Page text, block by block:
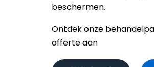
beschermen.
Ontdek onze
offerte aan